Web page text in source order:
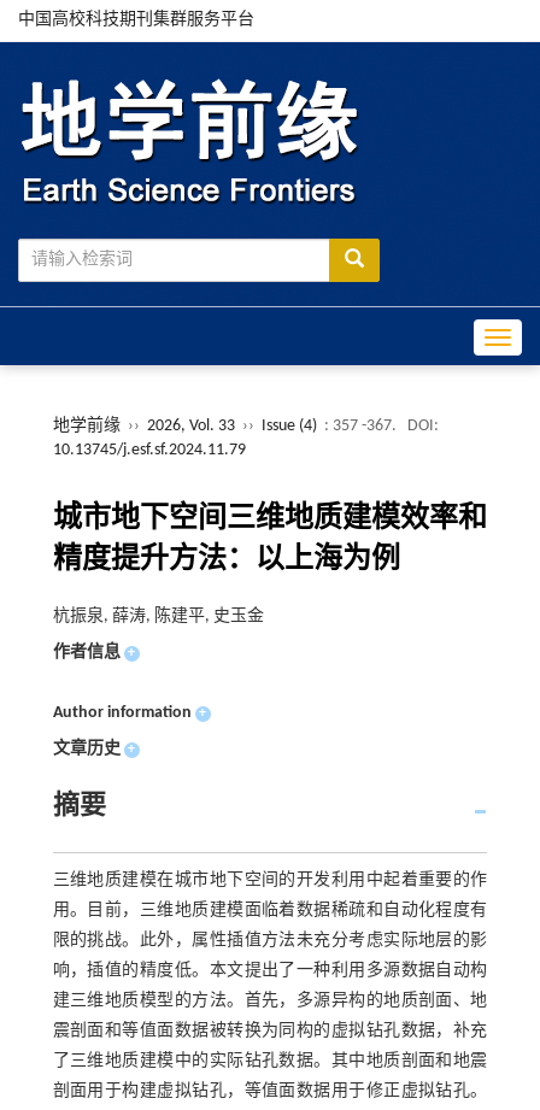
中国高校科技期刊集群服务平台
地学前缘 ›› 2026, Vol. 33 ›› Issue (4) : 357 -367.
DOI:
10.13745/j.esf.sf.2024.11.79
城市地下空间三维地质建模效率和
精度提升方法：以上海为例
杭振泉, 薛涛, 陈建平, 史玉金
作者信息 +
Author information +
文章历史 +
摘要
三维地质建模在城市地下空间的开发利用中起着重要的作
用。目前，三维地质建模面临着数据稀疏和自动化程度有
限的挑战。此外，属性插值方法未充分考虑实际地层的影
响，插值的精度低。本文提出了一种利用多源数据自动构
建三维地质模型的方法。首先，多源异构的地质剖面、地
震剖面和等值面数据被转换为同构的虚拟钻孔数据，补充
了三维地质建模中的实际钻孔数据。其中地质剖面和地震
剖面用于构建虚拟钻孔，等值面数据用于修正虚拟钻孔。